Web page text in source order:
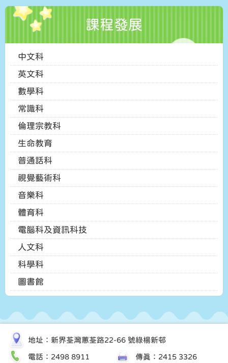
課程發展
中文科
英文科
數學科
常識科
倫理宗教科
生命教育
普通話科
視覺藝術科
音樂科
體育科
電腦科及資訊科技
人文科
科學科
圖書館
地址：新界荃灣蕙荃路22-66 號綠楊新邨
電話：2498 8911 傳真：2415 3326